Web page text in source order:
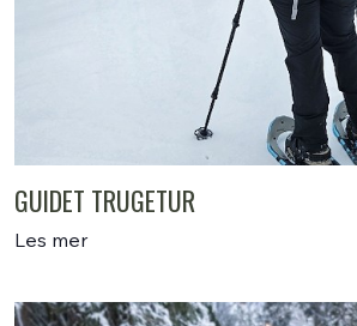
GUIDET TRUGETUR
Les mer